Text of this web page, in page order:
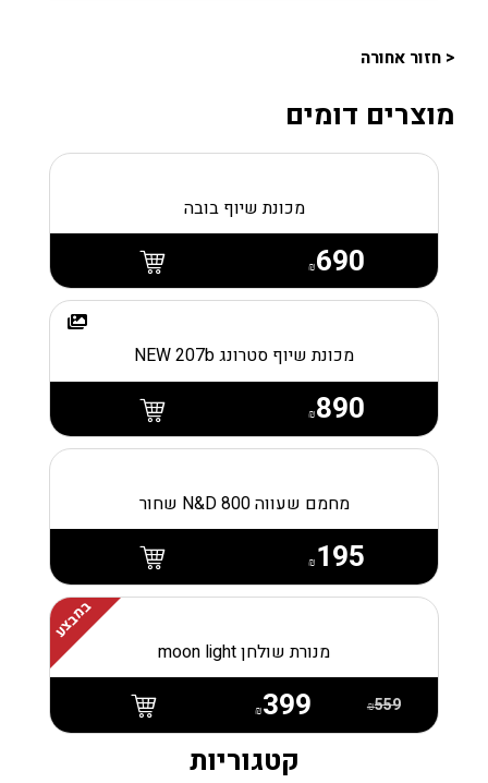
קטגוריות
< חזור אחורה
מוצרים דומים
מכונת שיוף בובה
₪690
מכונת שיוף סטרונג NEW 207b
₪890
מחמם שעווה N&D 800 שחור
₪ 195
במבצע
מנורת שולחן moon light
₪559
₪399